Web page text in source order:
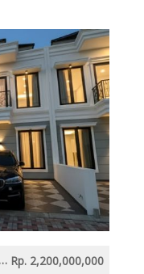
,Rumah diatas 2M,
Rp. 2,200,000,000